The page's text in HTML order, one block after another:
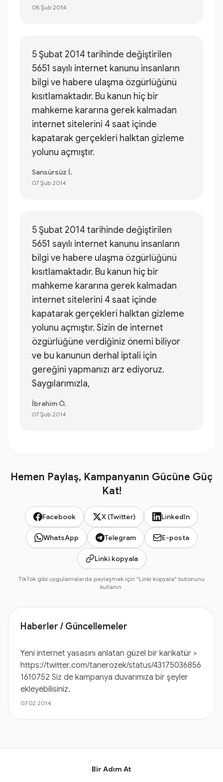
08 Şub 2014
5 Şubat 2014 tarihinde değiştirilen
5651 sayılı internet kanunu insanların
bilgi ve habere ulaşma özgürlüğünü
kısıtlamaktadır. Bu kanun hiç bir
mahkeme kararına gerek kalmadan
internet sitelerini 4 saat içinde
kapatarak gerçekleri halktan gizleme
yolunu açmıştır.
Sansürsüz İ.
07 Şub 2014
5 Şubat 2014 tarihinde değiştirilen
5651 sayılı internet kanunu insanların
bilgi ve habere ulaşma özgürlüğünü
kısıtlamaktadır. Bu kanun hiç bir
mahkeme kararına gerek kalmadan
internet sitelerini 4 saat içinde
kapatarak gerçekleri halktan gizleme
yolunu açmıştır. Sizin de internet
özgürlüğüne verdiğiniz önemi biliyor
ve bu kanunun derhal iptali için
gereğini yapmanızı arz ediyoruz.
Saygılarımızla,
İbrahim Ö.
07 Şub 2014
Hemen Paylaş, Kampanyanın Gücüne Güç
Kat!
Facebook X (Twitter) LinkedIn
WhatsApp Telegram E-posta
Linki kopyala
TikTok gibi uygulamalarda paylaşmak için "Linki kopyala" butonunu
kullanın.
Haberler / Güncellemeler
Yeni internet yasasını anlatan güzel bir karikatür >
https://twitter.com/tanerozek/status/43175036856
1610752 Siz de kampanya duvarımıza bir şeyler
ekleyebilisiniz.
07.02.2014
Bir Adım At